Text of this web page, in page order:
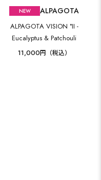
ALPAGOTA
ALPAGOTA VISION °II -
Eucalyptus & Patchouli
11,000円（税込）